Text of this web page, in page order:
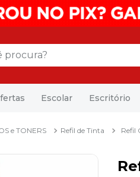
Escolar Escritório
e TONERS Refil de Tinta Refil